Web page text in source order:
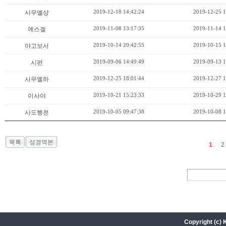
사무엘상 2019-12-18 14:42:24 2019-12-25
에스겔 2019-11-08 13:17:35 2019-11-14
야고보서 2019-10-14 20:42:55 2019-10-15
시편 2019-09-06 14:49:49 2019-09-13
사무엘하 2019-12-25 18:01:44 2019-12-27
이사야 2019-10-21 15:23:33 2019-10-29
사도행전 2019-10-05 09:47:38 2019-10-08
목록 성경역본 1 2
Copyright (c)